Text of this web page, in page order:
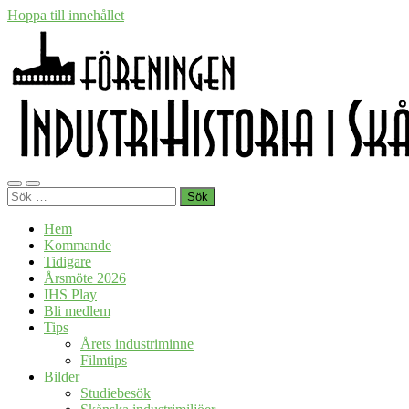
Hoppa till innehållet
Slå
på/av
Slå
på/av
Sök
efter:
Hem
Kommande
Tidigare
Årsmöte 2026
IHS Play
Bli medlem
Tips
Årets industriminne
Filmtips
Bilder
Studiebesök